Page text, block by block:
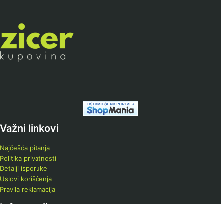
Važni linkovi
Najčešća pitanja
Politika privatnosti
Detalji isporuke
Uslovi korišćenja
Pravila reklamacija